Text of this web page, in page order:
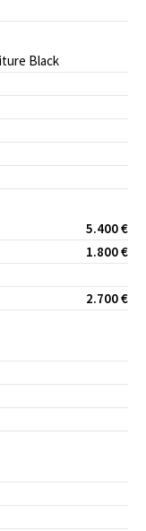
Black
5.400 €
1.800 €
2.700 €